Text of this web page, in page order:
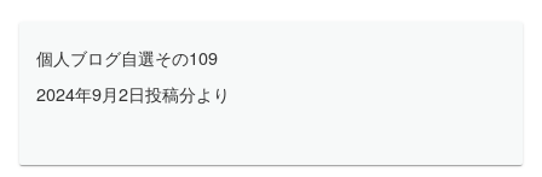
個人ブログ自選その109
2024年9月2日投稿分より